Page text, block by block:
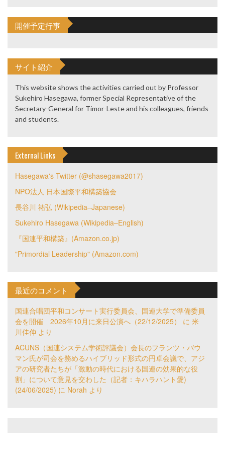
開催予定行事
サイト紹介
This website shows the activities carried out by Professor
Sukehiro Hasegawa, former Special Representative of the
Secretary-General for Timor-Leste and his colleagues, friends
and students.
External Links
Hasegawa's Twitter (@shasegawa2017)
NPO法人 日本国際平和構築協会
長谷川 祐弘 (Wikipedia–Japanese)
Sukehiro Hasegawa (Wikipedia–English)
『国連平和構築』(Amazon.co.jp)
"Primordial Leadership" (Amazon.com)
最近のコメント
国連合唱団平和コンサート実行委員会、国連大学で準備委員
会を開催 2026年10月に来日公演へ（22/12/2025）
に 米
川佳伸 より
ACUNS（国連システム学術評議会）会長のフランツ・バウ
マン氏が司会を務めるハイブリッド形式の円卓会議で、アジ
アの研究者たちが「激動の時代における国連の効果的な役
割」について意見を交わした（記者：キハラハント愛)
(24/06/2025) に Norah より